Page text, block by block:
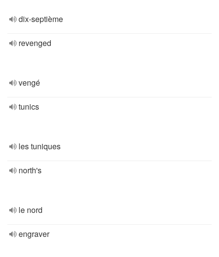
dix-septième
revenged
vengé
tunics
les tuniques
north's
le nord
engraver